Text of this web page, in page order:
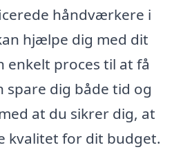
håndværkere i
hjælpe dig med dit
enkelt proces til at få
spare dig både tid og
at du sikrer dig, at
kvalitet for dit budget.